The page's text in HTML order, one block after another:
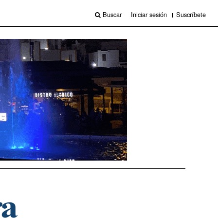
Buscar Iniciar sesión Suscríbete